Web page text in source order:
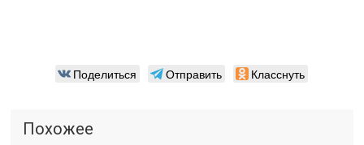
Поделиться Отправить Класснуть
Похожее